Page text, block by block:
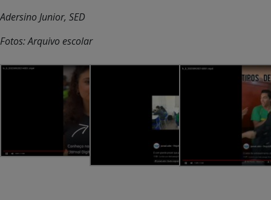
Adersino Junior, SED
Fotos: Arquivo escolar